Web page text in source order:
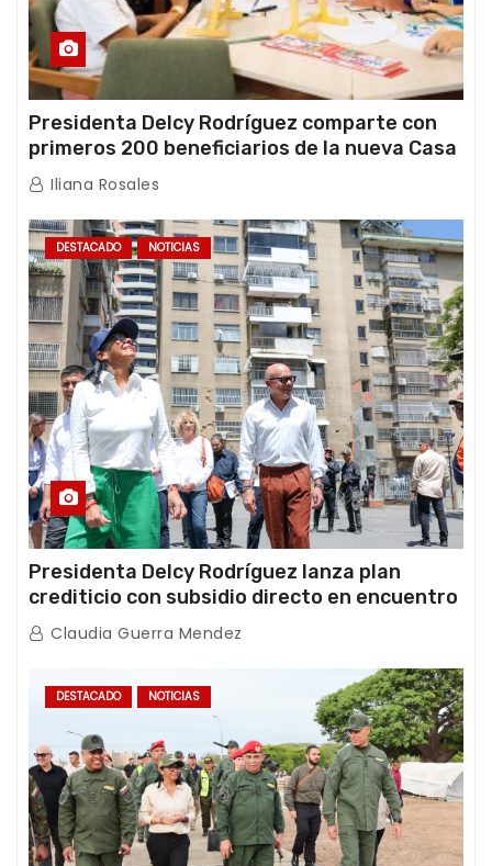
Presidenta Delcy Rodríguez comparte con
primeros 200 beneficiarios de la nueva Casa
de los Abuelos “La Primavera” en Caracas
Iliana Rosales
DESTACADO NOTICIAS
Presidenta Delcy Rodríguez lanza plan
crediticio con subsidio directo en encuentro
con Juntas de Condominio
Claudia Guerra Mendez
DESTACADO NOTICIAS